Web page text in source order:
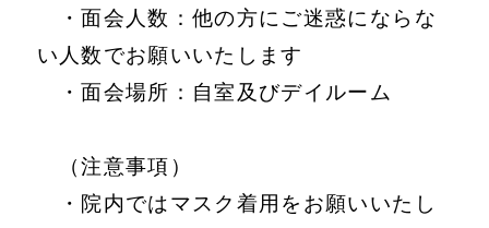
・面会人数：他の方にご迷惑にならな
い人数でお願いいたします
・面会場所：自室及びデイルーム
（注意事項）
・院内ではマスク着用をお願いいたし